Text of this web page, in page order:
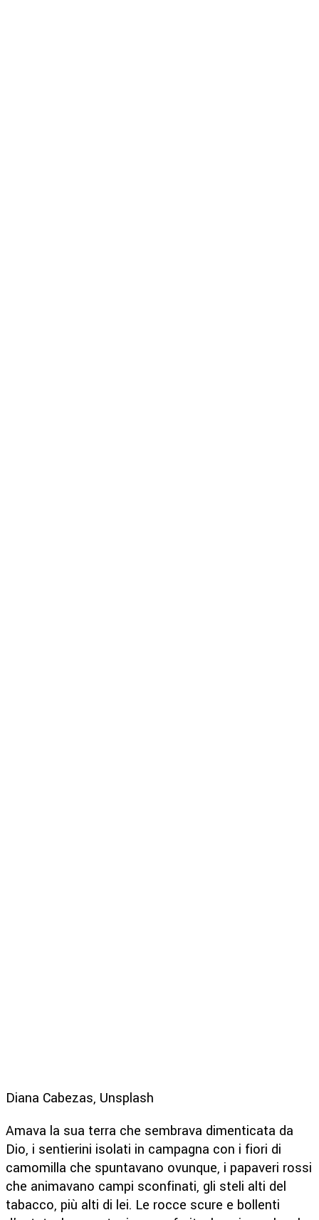
Diana Cabezas, Unsplash
Amava la sua terra che sembrava dimenticata da
Dio, i sentierini isolati in campagna con i fiori di
camomilla che spuntavano ovunque, i papaveri rossi
che animavano campi sconfinati, gli steli alti del
tabacco, più alti di lei. Le rocce scure e bollenti